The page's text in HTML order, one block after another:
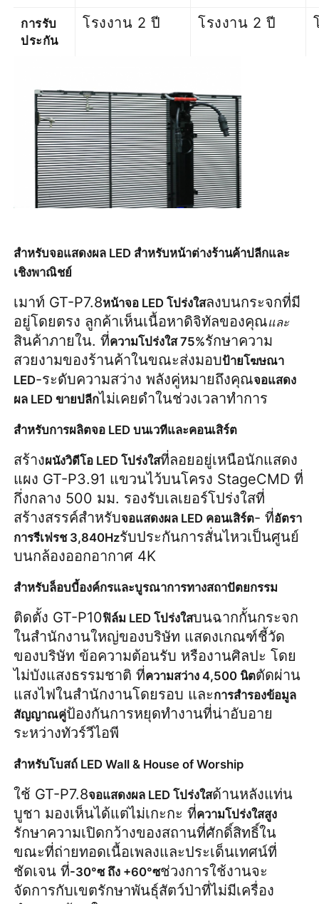
การรับ
ประกัน
โรงงาน 2 ปี โรงงาน 2 ปี
สำหรับจอแสดงผล LED สำหรับหน้าต่างร้านค้าปลีกและ
เชิงพาณิชย์
เมาท์ GT-P7.8หน้าจอ LED โปร่งใสลงบนกระจกที่มี
อยู่โดยตรง ลูกค้าเห็นเนื้อหาดิจิทัลของคุณและ
สินค้าภายใน. ที่ความโปร่งใส 75%รักษาความ
สวยงามของร้านค้าในขณะส่งมอบป้ายโฆษณา
LED-ระดับความสว่าง พลังคู่หมายถึงคุณจอแสดง
ผล LED ขายปลีกไม่เคยดำในช่วงเวลาทำการ
สำหรับการผลิตจอ LED บนเวทีและคอนเสิร์ต
สร้างผนังวิดีโอ LED โปร่งใสที่ลอยอยู่เหนือนักแสดง
แผง GT-P3.91 แขวนไว้บนโครง StageCMD ที่
กึ่งกลาง 500 มม. รองรับเลเยอร์โปร่งใสที่
สร้างสรรค์สำหรับจอแสดงผล LED คอนเสิร์ต- ที่อัตรา
การรีเฟรช 3,840Hzรับประกันการสั่นไหวเป็นศูนย์
บนกล้องออกอากาศ 4K
สำหรับล็อบบี้องค์กรและบูรณาการทางสถาปัตยกรรม
ติดตั้ง GT-P10ฟิล์ม LED โปร่งใสบนฉากกั้นกระจก
ในสำนักงานใหญ่ของบริษัท แสดงเกณฑ์ชี้วัด
ของบริษัท ข้อความต้อนรับ หรืองานศิลปะ โดย
ไม่บังแสงธรรมชาติ ที่ความสว่าง 4,500 นิตตัดผ่าน
แสงไฟในสำนักงานโดยรอบ และการสำรองข้อมูล
สัญญาณคู่ป้องกันการหยุดทำงานที่น่าอับอาย
ระหว่างทัวร์วีไอพี
สำหรับโบสถ์ LED Wall & House of Worship
ใช้ GT-P7.8จอแสดงผล LED โปร่งใสด้านหลังแท่น
บูชา มองเห็นได้แต่ไม่เกะกะ ที่ความโปร่งใสสูง
รักษาความเปิดกว้างของสถานที่ศักดิ์สิทธิ์ใน
ขณะที่ถ่ายทอดเนื้อเพลงและประเด็นเทศน์ที่
ชัดเจน ที่-30°ซ ถึง +60°ซช่วงการใช้งานจะ
จัดการกับเขตรักษาพันธุ์สัตว์ป่าที่ไม่มีเครื่อง